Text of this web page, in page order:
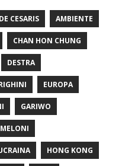
CESARIS AMBIENTE
CHAN HON CHUNG
DESTRA
EUROPA
GARIWO
HONG KONG